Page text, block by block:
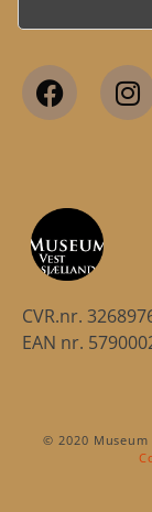
CVR.nr.
EAN nr.
© 2020